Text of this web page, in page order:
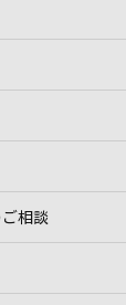
相談